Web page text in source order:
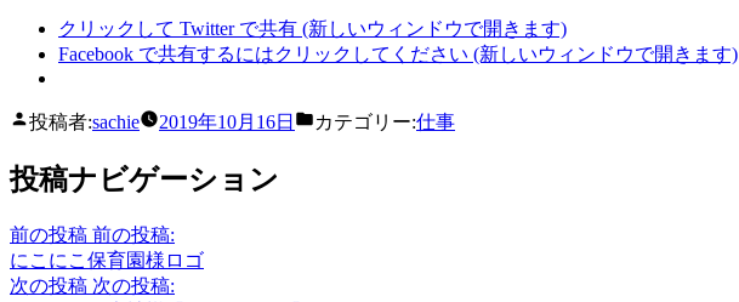
クリックして Twitter で共有 (新しいウィンドウで開きます)
Facebook で共有するにはクリックしてください (新しいウィンドウで開きます)
投稿者:sachie 2019年10月16日 カテゴリー:仕事
投稿ナビゲーション
前の投稿 前の投稿:
にこにこ保育園様ロゴ
次の投稿 次の投稿: